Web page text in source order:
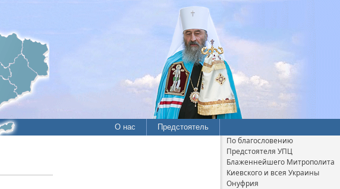
О нас Предстоятель
По благословению
Предстоятеля УПЦ
Блаженнейшего Митрополита
Киевского и всея Украины
Онуфрия